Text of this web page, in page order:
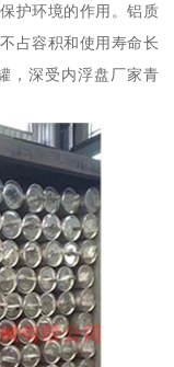
护环境的作用。铝质
占容积和使用寿命长
，深受内浮盘厂家青